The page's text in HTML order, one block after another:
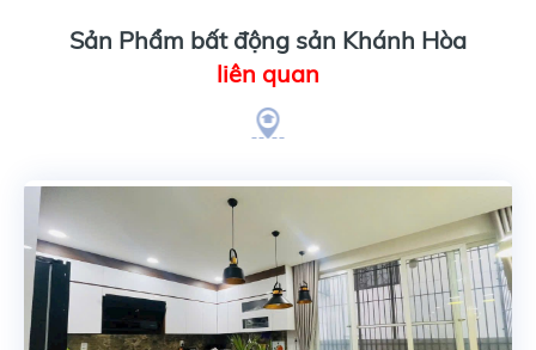
Sản Phẩm bất động sản Khánh Hòa
liên quan